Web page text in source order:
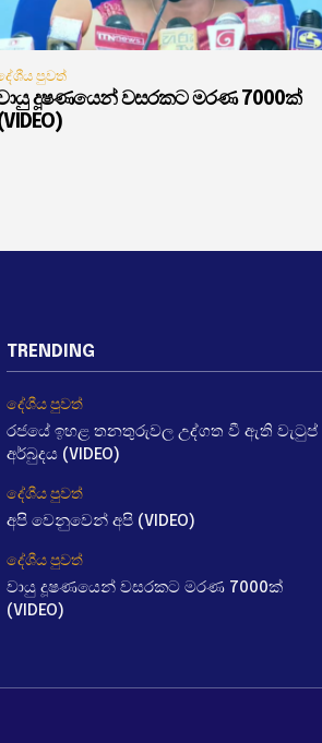
පුවත්
දූෂණයෙන් වසරකට මරණ 7000ක්
TRENDING
දේශීය පුවත්
රජයේ ඉහළ තනතුරුවල උද්ගත වී ඇති වැටුප්
අර්බුදය (VIDEO)
දේශීය පුවත්
අපි වෙනුවෙන් අපි (VIDEO)
දේශීය පුවත්
වායු දූෂණයෙන් වසරකට මරණ 7000ක්
(VIDEO)